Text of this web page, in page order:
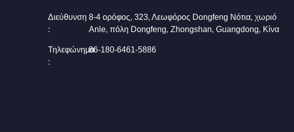
Διεύθυνση
:
8-4 ορόφος, 323, Λεωφόρος Dongfeng Νότια, χωριό
Anle, πόλη Dongfeng, Zhongshan, Guangdong, Κίνα
Τηλεφώνημα
:
86-180-6461-5886